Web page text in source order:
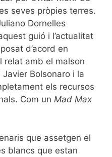
seves pròpies terres.
Dornelles
guió i l’actualitat
d’acord en
relat amb el malson
Bolsonaro i la
els recursos
Com un Mad Max
que assetgen el
blancs que estan